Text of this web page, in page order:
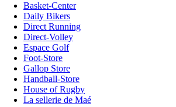
Basket-Center
Daily Bikers
Direct Running
Direct-Volley
Espace Golf
Foot-Store
Gallop Store
Handball-Store
House of Rugby
La sellerie de Maé